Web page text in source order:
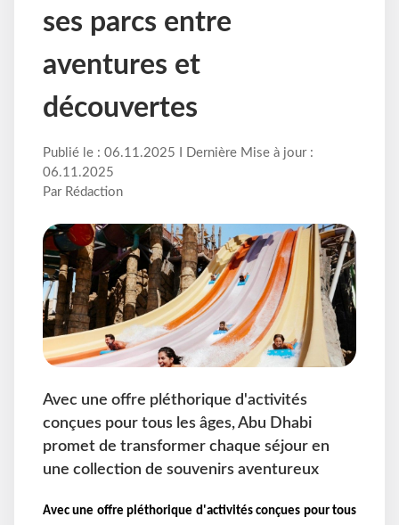
ses parcs entre
aventures et
découvertes
Publié le : 06.11.2025 I Dernière Mise à jour :
06.11.2025
Par Rédaction
Avec une offre pléthorique d'activités
conçues pour tous les âges, Abu Dhabi
promet de transformer chaque séjour en
une collection de souvenirs aventureux
Avec une offre pléthorique d'activités conçues pour tous